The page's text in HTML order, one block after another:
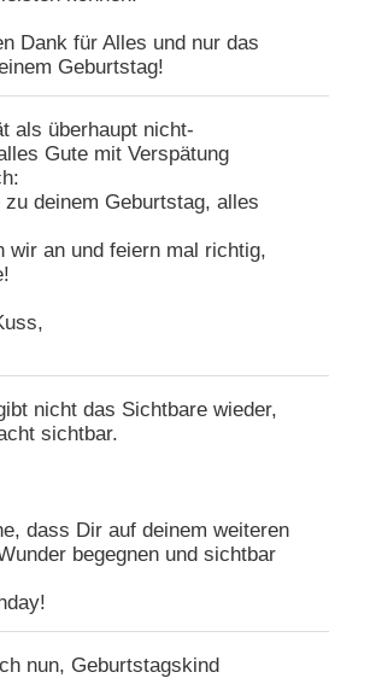
Dank für Alles und nur das
Geburtstag!
als überhaupt nicht-
Gute mit Verspätung
deinem Geburtstag, alles
wir an und feiern mal richtig,
nicht das Sichtbare wieder,
sichtbar.
dass Dir auf deinem weiteren
begegnen und sichtbar
nun, Geburtstagskind